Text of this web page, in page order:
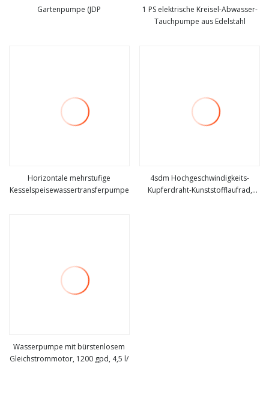
Gartenpumpe (JDP
1 PS elektrische Kreisel-Abwasser-
Tauchpumpe aus Edelstahl
Horizontale mehrstufige
Kesselspeisewassertransferpumpe
4sdm Hochgeschwindigkeits-
Kupferdraht-Kunststofflaufrad,
Wasserpumpe mit bürstenlosem
Gleichstrommotor, 1200 gpd, 4,5 l/